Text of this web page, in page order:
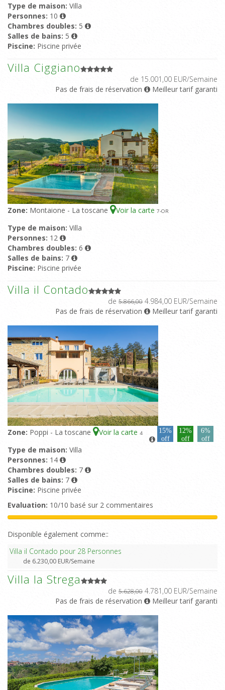
Type de maison: Villa
Personnes: 10
Chambres doubles: 5
Salles de bains: 5
Piscine: Piscine privée
Villa Ciggiano
de 15.001,00 EUR/Semaine
Pas de frais de réservation
Meilleur tarif garanti
Zone: Montaione - La toscane Voir la carte 7-OR
Type de maison: Villa
Personnes: 12
Chambres doubles: 6
Salles de bains: 7
Piscine: Piscine privée
Villa il Contado
de 5.866,00 4.984,00 EUR/Semaine
Pas de frais de réservation
Meilleur tarif garanti
Zone: Poppi - La toscane Voir la carte 4
15%
off
12%
off
6%
off
Type de maison: Villa
Personnes: 14
Chambres doubles: 7
Salles de bains: 7
Piscine: Piscine privée
Evaluation: 10/10 basé sur 2 commentaires
Disponible également comme::
Villa il Contado pour 28 Personnes
de 6.230,00 EUR/Semaine
Villa la Strega
de 5.628,00 4.781,00 EUR/Semaine
Pas de frais de réservation
Meilleur tarif garanti